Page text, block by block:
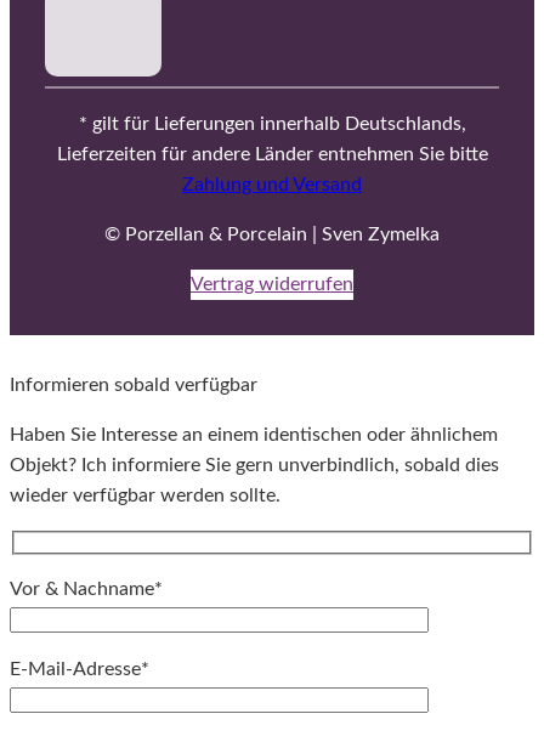
* gilt für Lieferungen innerhalb Deutschlands,
Lieferzeiten für andere Länder entnehmen Sie bitte
Zahlung und Versand
© Porzellan & Porcelain | Sven Zymelka
Vertrag widerrufen
Informieren sobald verfügbar
Haben Sie Interesse an einem identischen oder ähnlichem
Objekt? Ich informiere Sie gern unverbindlich, sobald dies
wieder verfügbar werden sollte.
Vor & Nachname*
E-Mail-Adresse*